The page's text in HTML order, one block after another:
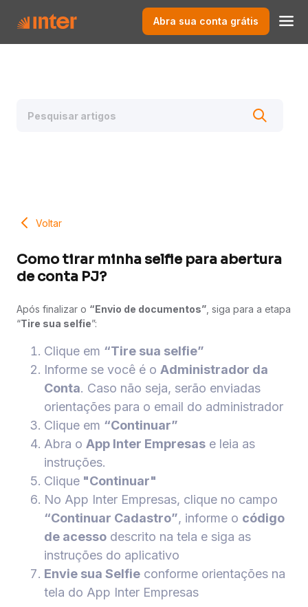
Abra sua conta grátis
Voltar
Como tirar minha selfie para abertura
de conta PJ?
Após finalizar o “Envio de documentos” , siga para a etapa
“Tire sua selfie”:
Clique em “Tire sua selfie”
Informe se você é o Administrador da
Conta. Caso não seja, serão enviadas
orientações para o email do administrador
Clique em “Continuar”
Abra o App Inter Empresas e leia as
instruções.
Clique "Continuar"
No App Inter Empresas, clique no campo
“Continuar Cadastro”, informe o código
de acesso descrito na tela e siga as
instruções do aplicativo
Envie sua Selfie conforme orientações na
tela do App Inter Empresas